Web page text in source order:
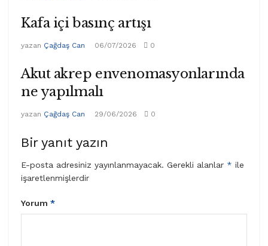
Kafa içi basınç artışı
yazan Çağdaş Can 06/07/2026 0
Akut akrep envenomasyonlarında
ne yapılmalı
yazan Çağdaş Can 29/06/2026 0
Bir yanıt yazın
E-posta adresiniz yayınlanmayacak. Gerekli alanlar * ile
işaretlenmişlerdir
Yorum *